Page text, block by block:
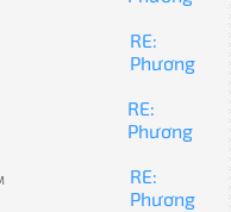
RE:
Phương
RE:
Phương
RE:
Phương